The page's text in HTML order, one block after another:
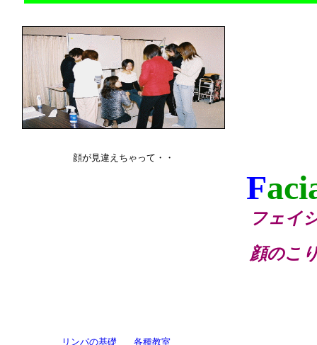
顔が見違えちゃって・・
リンパの基礎 各種教室
F
フェイ
顔のこ